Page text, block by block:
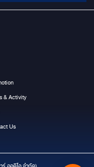
& Activity
Us